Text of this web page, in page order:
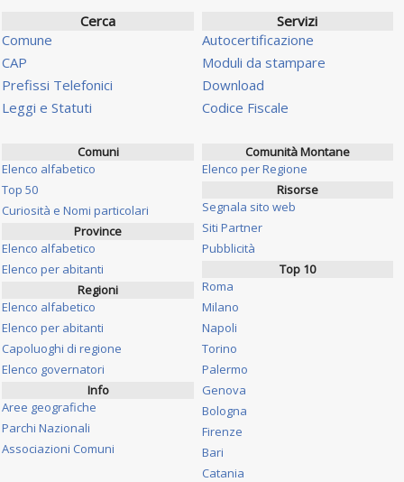
Cerca
Comune
CAP
Prefissi Telefonici
Leggi e Statuti
Servizi
Autocertificazione
Moduli da stampare
Download
Codice Fiscale
Comuni
Elenco alfabetico
Top 50
Curiosità e Nomi particolari
Province
Elenco alfabetico
Elenco per abitanti
Regioni
Elenco alfabetico
Elenco per abitanti
Capoluoghi di regione
Elenco governatori
Info
Aree geografiche
Parchi Nazionali
Associazioni Comuni
Comunità Montane
Elenco per Regione
Risorse
Segnala sito web
Siti Partner
Pubblicità
Top 10
Roma
Milano
Napoli
Torino
Palermo
Genova
Bologna
Firenze
Bari
Catania